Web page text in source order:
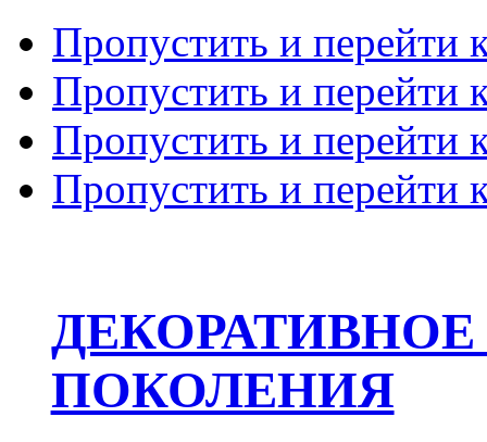
Пропустить и перейти
Пропустить и перейти
Пропустить и перейти
Пропустить и перейти
ПОКОЛЕНИЯ